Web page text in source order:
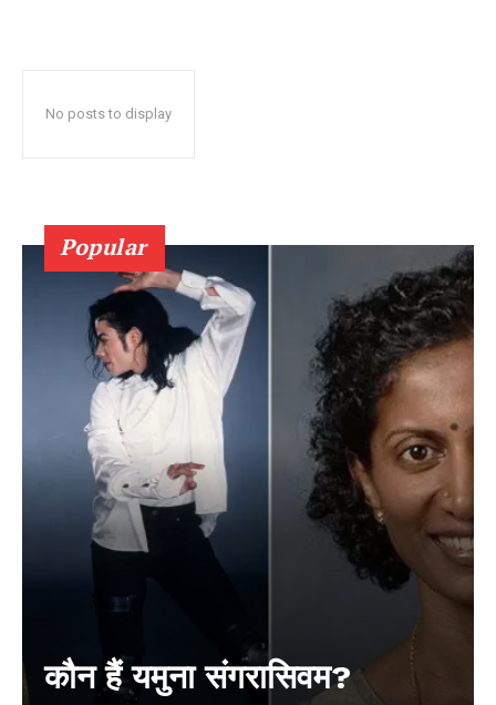
No posts to display
Popular
कौन हैं यमुना संगरासिवम?